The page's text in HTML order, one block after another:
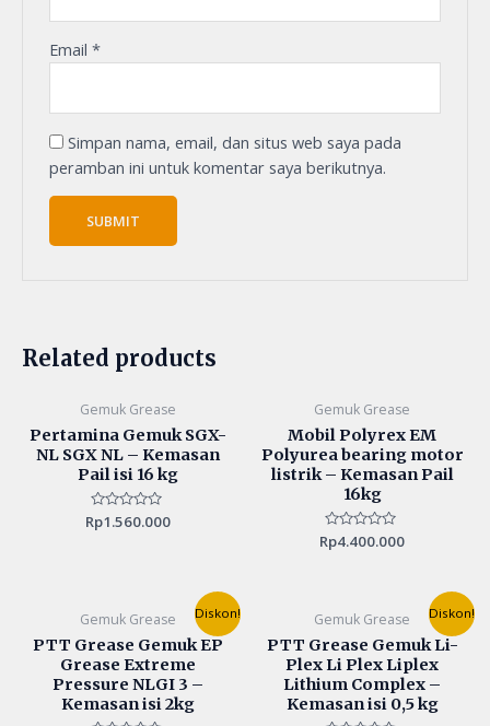
Email*
Simpan nama, email, dan situs web saya pada
peramban ini untuk komentar saya berikutnya.
Related products
Gemuk Grease
Pertamina Gemuk SGX-
NL SGX NL – Kemasan
Pail isi 16 kg
Rated
0
Rp1.560.000
Gemuk Grease
Mobil Polyrex EM
Polyurea bearing motor
listrik – Kemasan Pail
16kg
Rated
0
Rp4.400.000
Diskon!
Gemuk Grease
PTT Grease Gemuk EP
Grease Extreme
Pressure NLGI 3 –
Kemasan isi 2kg
price
was:
Rp235.000.
Current
price
is:
Diskon!
Gemuk Grease
PTT Grease Gemuk Li-
Plex Li Plex Liplex
Lithium Complex –
Kemasan isi 0,5 kg
price
was:
Rp80.000.
Current
price
is: